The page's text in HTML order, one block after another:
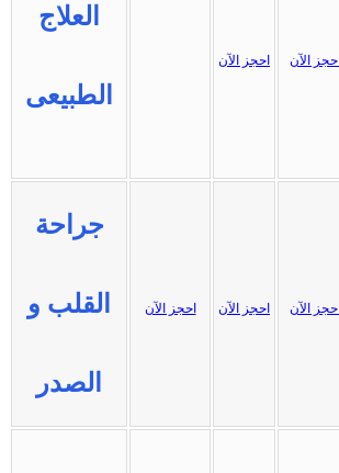
العلاج
الطبيعى
احجز الآن الآن
جراحة
القلب و
الصدر
احجز الآن احجز الآن الآن